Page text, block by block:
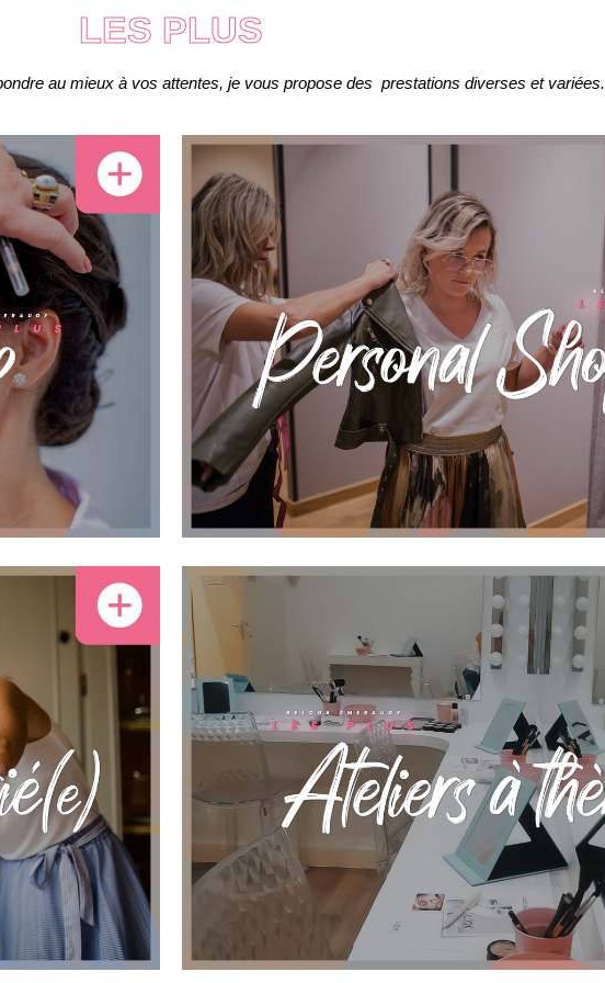
LES PLUS
au mieux à vos attentes, je vous propose des prestations diverses et variées.